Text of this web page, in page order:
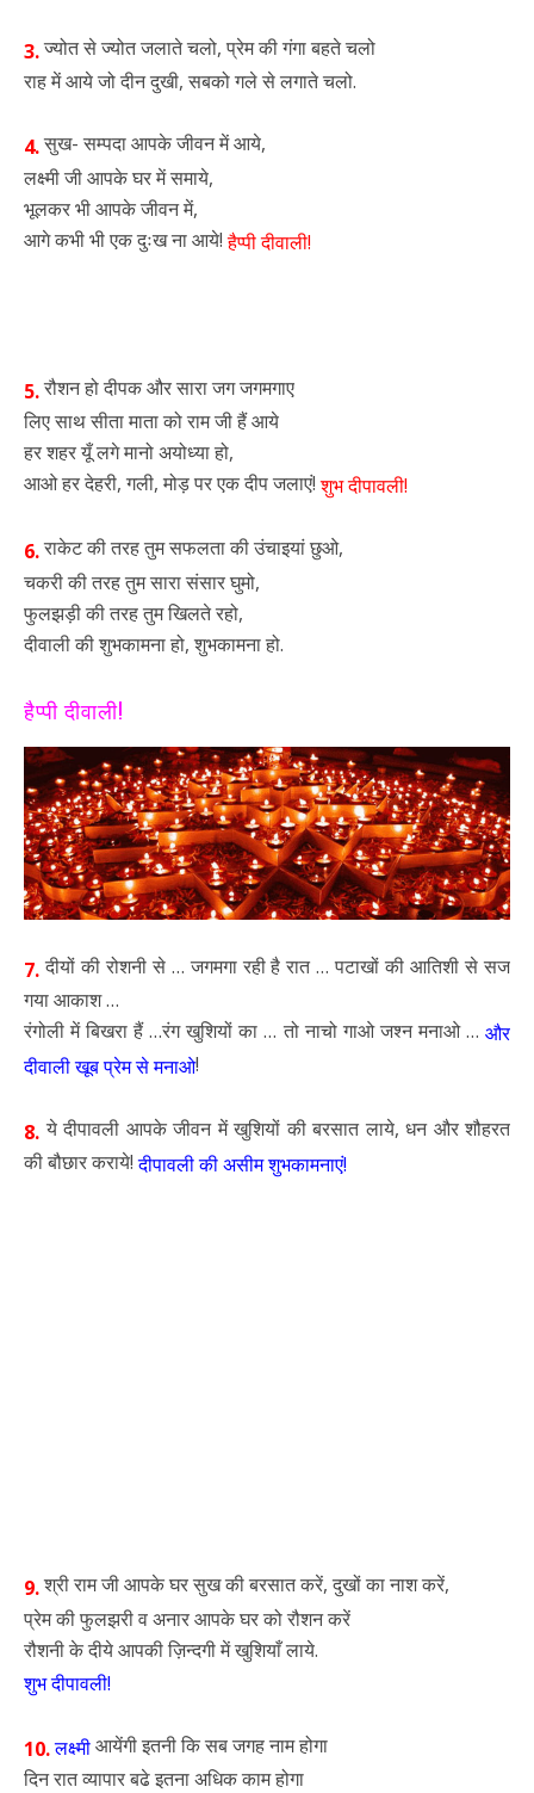
3.ज्योत से ज्योत जलाते चलो, प्रेम की गंगा बहते चलो
राह में आये जो दीन दुखी, सबको गले से लगाते चलो.
4.सुख- सम्पदा आपके जीवन में आये,
लक्ष्मी जी आपके घर में समाये,
भूलकर भी आपके जीवन में,
आगे कभी भी एक दुःख ना आये!हैप्पी दीवाली!
5.रौशन हो दीपक और सारा जग जगमगाए
लिए साथ सीता माता को राम जी हैं आये
हर शहर यूँ लगे मानो अयोध्या हो,
आओ हर देहरी, गली, मोड़ पर एक दीप जलाएं!शुभ दीपावली!
6.राकेट की तरह तुम सफलता की उंचाइयां छुओ,
चकरी की तरह तुम सारा संसार घुमो,
फुलझड़ी की तरह तुम खिलते रहो,
दीवाली की शुभकामना हो, शुभकामना हो.
हैप्पी दीवाली!
7.दीयों की रोशनी से … जगमगा रही है रात … पटाखों की आतिशी से सज
गया आकाश …
रंगोली में बिखरा हैं …रंग खुशियों का … तो नाचो गाओ जश्न मनाओ … और
दीवाली खूब प्रेम से मनाओ!
8. ये दीपावली आपके जीवन में खुशियों की बरसात लाये, धन और शौहरत
की बौछार कराये!दीपावली की असीम शुभकामनाएं!
9.श्री राम जी आपके घर सुख की बरसात करें, दुखों का नाश करें,
प्रेम की फुलझरी व अनार आपके घर को रौशन करें
रौशनी के दीये आपकी ज़िन्दगी में खुशियाँ लाये.
शुभ दीपावली!
10.लक्ष्मीआयेंगी इतनी कि सब जगह नाम होगा
दिन रात व्यापार बढे इतना अधिक काम होगा